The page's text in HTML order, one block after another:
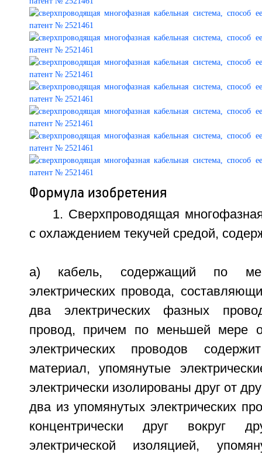
Формула изобретения
1. Сверхпроводящая
с охлаждением текучей средой,
a) кабель, содержащий по
электрических провода,
два электрических фазных
провод, причем по меньшей мере
электрических проводов
материал, упомянутые
электрически изолированы друг от
два из упомянутых электрических
концентрически друг вокруг
электрической изоляцией,